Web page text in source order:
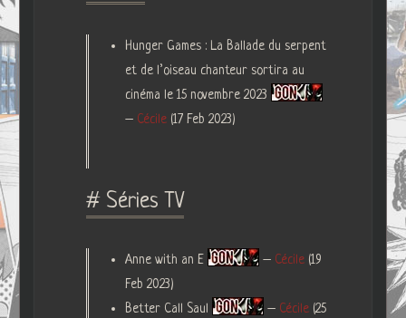
Hunger Games : La Ballade du serpent
et de l’oiseau chanteur sortira au
cinéma le 15 novembre 2023
– Cécile(17 Feb 2023)
# Séries TV
Anne with an E – Cécile(19
Feb 2023)
Better Call Saul
– Cécile(25